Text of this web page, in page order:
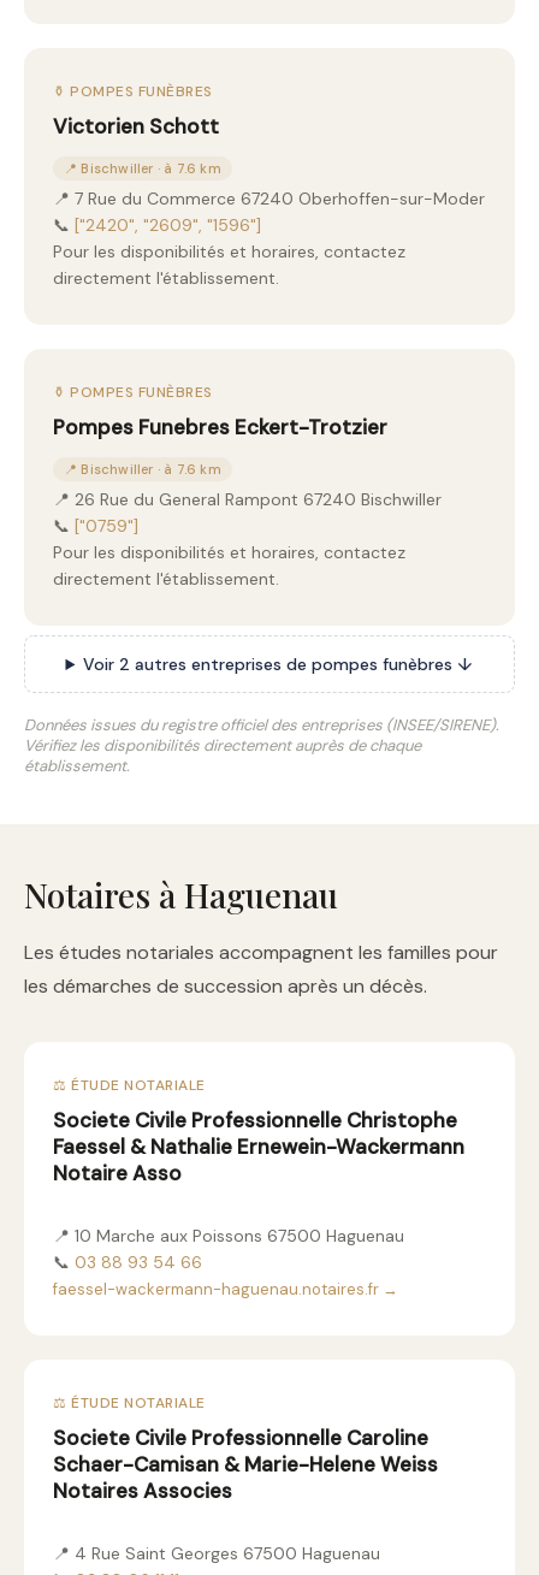
⚱️ POMPES FUNÈBRES
Victorien Schott
📍 Bischwiller · à 7.6 km
📍 7 Rue du Commerce 67240 Oberhoffen-sur-Moder
📞 ["2420", "2609", "1596"]
Pour les disponibilités et horaires, contactez
directement l'établissement.
⚱️ POMPES FUNÈBRES
Pompes Funebres Eckert-Trotzier
📍 Bischwiller · à 7.6 km
📍 26 Rue du General Rampont 67240 Bischwiller
📞 ["0759"]
Pour les disponibilités et horaires, contactez
directement l'établissement.
Voir 2 autres entreprises de pompes funèbres ↓
Données issues du registre officiel des entreprises (INSEE/SIRENE).
Vérifiez les disponibilités directement auprès de chaque
établissement.
Notaires à Haguenau
Les études notariales accompagnent les familles pour
les démarches de succession après un décès.
⚖️ ÉTUDE NOTARIALE
Societe Civile Professionnelle Christophe
Faessel & Nathalie Ernewein-Wackermann
Notaire Asso
📍 10 Marche aux Poissons 67500 Haguenau
📞 03 88 93 54 66
faessel-wackermann-haguenau.notaires.fr →
⚖️ ÉTUDE NOTARIALE
Societe Civile Professionnelle Caroline
Schaer-Camisan & Marie-Helene Weiss
Notaires Associes
📍 4 Rue Saint Georges 67500 Haguenau